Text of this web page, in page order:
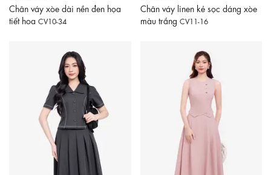
Chân váy xòe dài nền đen họa
tiết hoa CV10-34
Chân váy linen kẻ sọc dáng xòe
màu trắng CV11-16